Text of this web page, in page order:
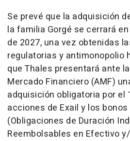
Se prevé que la adquisición
la familia Gorgé se cerrará
de 2027, una vez obtenidas
regulatorias y antimonopolio
que Thales presentará ante
Mercado Financiero (AMF)
adquisición obligatoria por el
acciones de Exail y los bonos
(Obligaciones de Duración
Reembolsables en Efectivo